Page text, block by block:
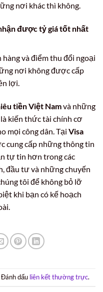
nơi khác thì không.
được tỷ giá tốt nhất
hàng và điểm thu đổi ngoại
nơi không được cấp
lợi.
tiền Việt Namvà những
kiến thức tài chính cơ
mọi công dân. Tại Visa
cung cấp những thông tin
tự tin hơn trong các
đầu tư và những chuyến
tôi để không bỏ lỡ
khi bạn có kế hoạch
Đánh dấu liên kết thường trực.